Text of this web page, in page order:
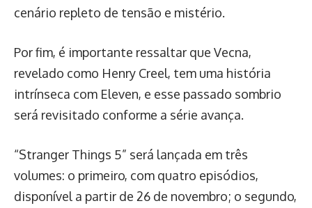
cenário repleto de tensão e mistério.
Por fim, é importante ressaltar que Vecna,
revelado como Henry Creel, tem uma história
intrínseca com Eleven, e esse passado sombrio
será revisitado conforme a série avança.
“Stranger Things 5” será lançada em três
volumes: o primeiro, com quatro episódios,
disponível a partir de 26 de novembro; o segundo,